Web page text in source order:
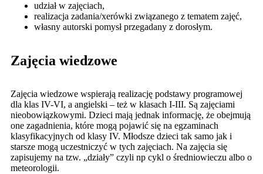
udział w zajęciach,
realizacja zadania/xerówki związanego z tematem zajęć,
własny autorski pomysł przegadany z dorosłym.
Zajęcia wiedzowe
Zajęcia wiedzowe wspierają realizację podstawy programowej
dla klas IV-VI, a angielski – też w klasach I-III. Są zajęciami
nieobowiązkowymi. Dzieci mają jednak informację, że obejmują
one zagadnienia, które mogą pojawić się na egzaminach
klasyfikacyjnych od klasy IV. Młodsze dzieci tak samo jak i
starsze mogą uczestniczyć w tych zajęciach. Na zajęcia się
zapisujemy na tzw. „działy” czyli np cykl o średniowieczu albo o
meteorologii.